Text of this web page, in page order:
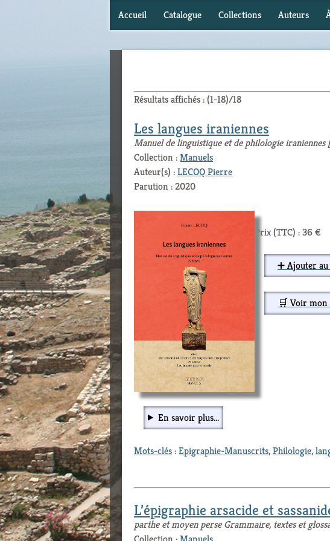
Accueil Catalogue Collections Auteurs
Résultats affichés : (1-18)/18
Les langues iraniennes
Manuel de linguistique et de philologie
Collection :Manuels
Auteur(s) :LECOQ Pierre
Parution : 2020
Prix (TTC) : 36 €
➕ Ajouter
🛒 Voir
En savoir plus...
Mots-clés:Epigraphie-Manuscrits,Philologie,
L’épigraphie arsacide et
parthe et moyen perse Grammaire, textes et